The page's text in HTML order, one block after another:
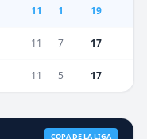
11 1 19
11 7 17
11 5 17
COPA DE LA LIGA